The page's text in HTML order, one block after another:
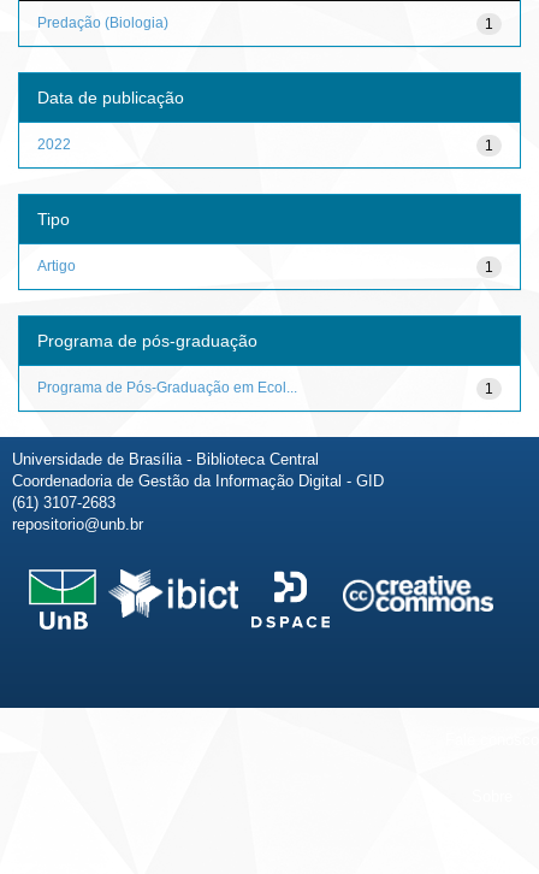
1
Predação (Biologia)
Data de publicação
1
2022
Tipo
1
Artigo
Programa de pós-graduação
1
Programa de Pós-Graduação em Ecol...
Universidade de Brasília - Biblioteca Central
Coordenadoria de Gestão da Informação Digital - GID
(61) 3107-2683
repositorio@unb.br